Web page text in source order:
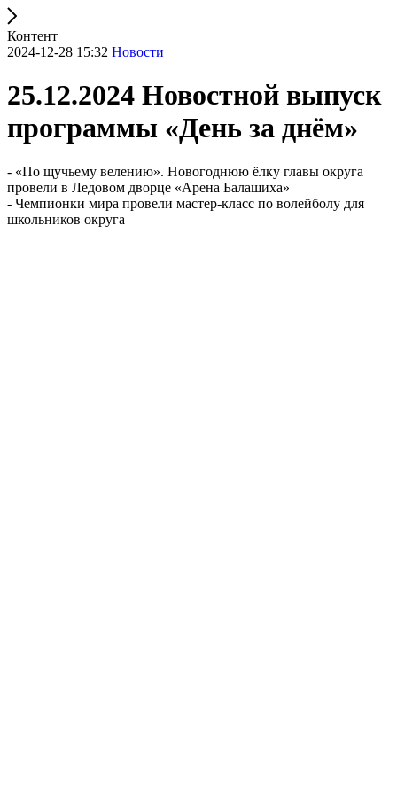
Контент
2024-12-28 15:32 Новости
25.12.2024 Новостной выпуск
программы «День за днём»
- «По щучьему велению». Новогоднюю ёлку главы округа
провели в Ледовом дворце «Арена Балашиха»
- Чемпионки мира провели мастер-класс по волейболу для
школьников округа